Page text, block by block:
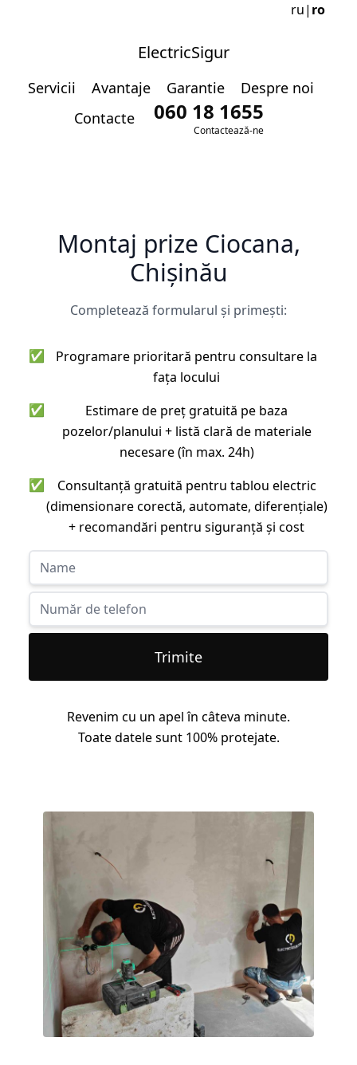
ru| ro
ElectricSigur
Servicii Avantaje Garantie
Despre noi
Contacte
060 18 1655
Contactează-ne
Montaj prize Ciocana,
Chișinău
Completează formularul și primești:
✅
Programare prioritară pentru consultare la
fața locului
✅
Estimare de preț gratuită pe baza
pozelor/planului + listă clară de materiale
necesare (în max. 24h)
✅
Consultanță gratuită pentru tablou electric
(dimensionare corectă, automate, diferențiale)
+ recomandări pentru siguranță și cost
Trimite
Revenim cu un apel în câteva minute.
Toate datele sunt 100% protejate.